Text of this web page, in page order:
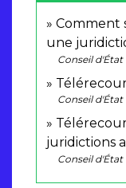
Comment
une
Conseil d'État
Conseil d'État
juridictions
Conseil d'État